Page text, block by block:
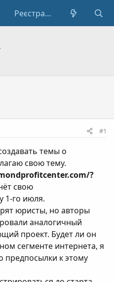
Реєстрація
#1
темы о
свою тему.
?
свою
1-го июля.
юристы, но авторы
аналогичный
проект. Будет ли он
сегменте интернета, я
предпосылки к этому